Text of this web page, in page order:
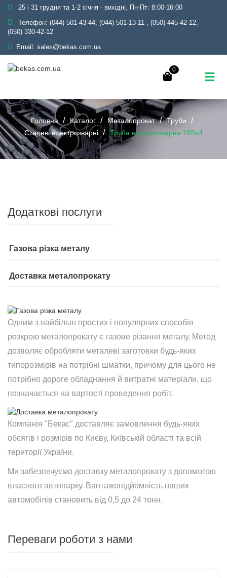
25 і 31 грудня та 1-2 січня - вихідні, Пн-Пт: 8:00-16:00
Телефон: (044) 501-43-44, (044) 501-13-11 , (050) 445-42-12,
(050) 330-42-12
Email: sales@bekas.com.ua
0
Головна Каталог Металопрокат
Труби
Сталеві електрозварні
Труба електрозварна 159х4
Додаткові послуги
Газова різка металу
Доставка металопрокату
Одним з найбільш простих і популярних способів
розкрою металопрокату є газове різання металу. Метод
дозволяє обробляти металеві заготовки будь-яких
типорозмірів на потрібні шматки, причому для цього не
потрібно дороге обладнання й витратні матеріали, що
позначається на вартості проведення робіт.
Компанія "Бекас" доставляє замовлення будь-яких
обсягів і розмірів по Києву, Київській області та всій
території України.
Ми забезпечуємо доставку металопрокату з допомогою
власного автопарку. Вантажопідйомність наших
автомобілів становить від 0,5 до 24 тонн.
Переваги роботи з нами